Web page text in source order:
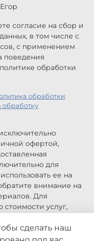
согласие на сбор и
в том числе с
с применением
поведения
обработки
обработки
обработку
офертой,
для
ее на
внимание на
Для
услуг,
связи.
как справочная
сделать наш